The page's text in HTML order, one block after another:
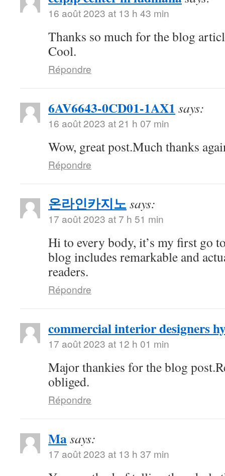
16 août 2023 at 13 h 43 min
Thanks so much for the blog
Cool.
Répondre
6AV6643-0CD01-1AX1 says:
16 août 2023 at 21 h 07 min
Wow, great post.Much thanks
Répondre
온라인카지노says:
17 août 2023 at 7 h 51 min
Hi to every body, it’s my first go
blog includes remarkable and
readers.
Répondre
commercial interior designers
17 août 2023 at 12 h 01 min
Major thankies for the blog
obliged.
Répondre
Masays:
17 août 2023 at 13 h 37 min